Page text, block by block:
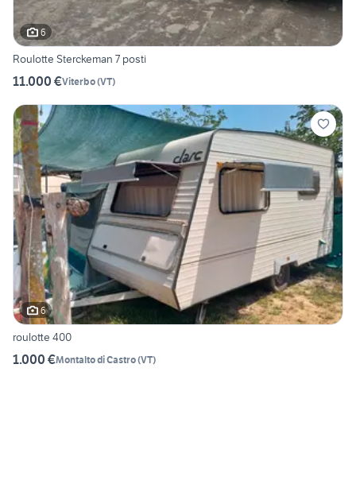
6
Roulotte Sterckeman 7 posti
11.000 €Viterbo(VT)
6
roulotte 400
1.000 €Montalto di Castro(VT)